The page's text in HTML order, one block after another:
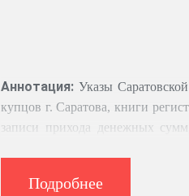
Аннотация: Указы
купцов г. Саратова, книги
записи прихода денежных
список служащих
Подробнее